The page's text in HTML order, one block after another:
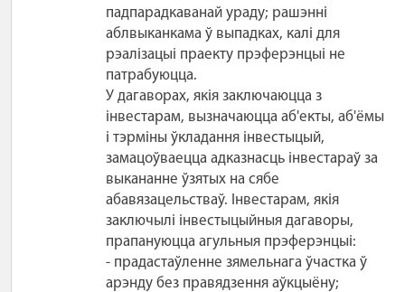
падпарадкаванай ураду; рашэнні
аблвыканкама ў выпадках, калі для
рэалізацыі праекту прэферэнцыі не
патрабуюцца.
У дагаворах, якія заключаюцца з
інвестарам, вызначаюцца аб'екты, аб'ёмы
і тэрміны ўкладання інвестыцый,
замацоўваецца адказнасць інвестараў за
выкананне ўзятых на сябе
абавязацельстваў. Інвестарам, якія
заключылі інвестыцыйныя дагаворы,
прапануюцца агульныя прэферэнцыі:
- прадастаўленне зямельнага ўчастка ў
арэнду без правядзення аўкцыёну;